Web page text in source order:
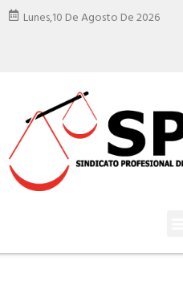
Lunes,10 De Agosto De 2026